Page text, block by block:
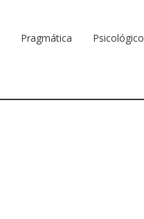
Pragmática Psicológico